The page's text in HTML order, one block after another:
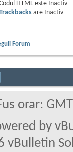
HTML este
Inactiv
are
Inactiv
Forum
orar:
by